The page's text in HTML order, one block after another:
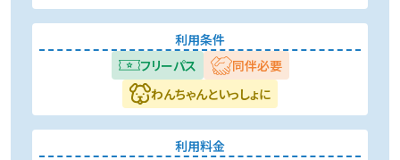
利用条件
フリーパス
同伴必要
わんちゃんといっしょに
利用料金